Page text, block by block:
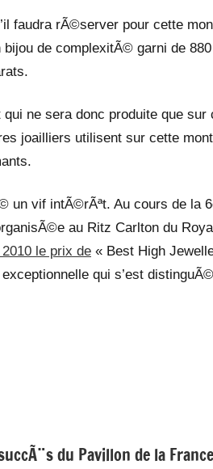
faudra rÃ©server pour cette
bijou de complexitÃ© garni de
ne sera donc produite que sur
joailliers utilisent sur cette
un vif intÃ©rÃªt. Au cours de la
au Ritz Carlton du
le prix de « Best High
qui s’est
du Pavillon de la